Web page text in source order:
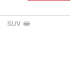
SUV